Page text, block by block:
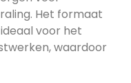
Het formaat
voor het
waardoor